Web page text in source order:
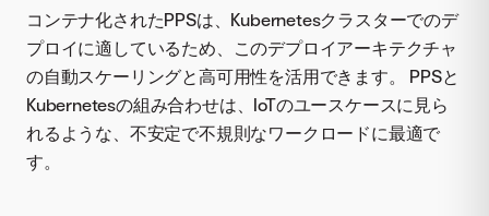
コンテナ化されたPPSは、Kubernetesクラスターでのデ
プロイに適しているため、このデプロイアーキテクチャ
の自動スケーリングと高可用性を活用できます。 PPSと
Kubernetesの組み合わせは、IoTのユースケースに見ら
れるような、不安定で不規則なワークロードに最適で
す。